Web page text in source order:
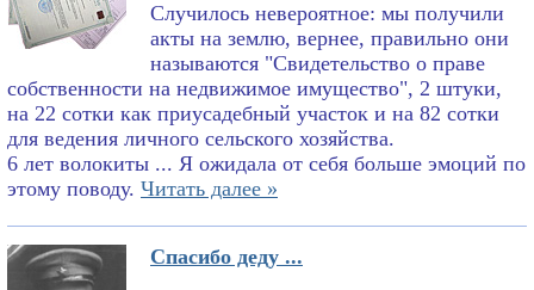
Случилось невероятное: мы получили
акты на землю, вернее, правильно они
называются "Свидетельство о праве
собственности на недвижимое имущество", 2 штуки,
на 22 сотки как приусадебный участок и на 82 сотки
для ведения личного сельского хозяйства.
6 лет волокиты ... Я ожидала от себя больше эмоций по
этому поводу. Читать далее »
Спасибо деду ...